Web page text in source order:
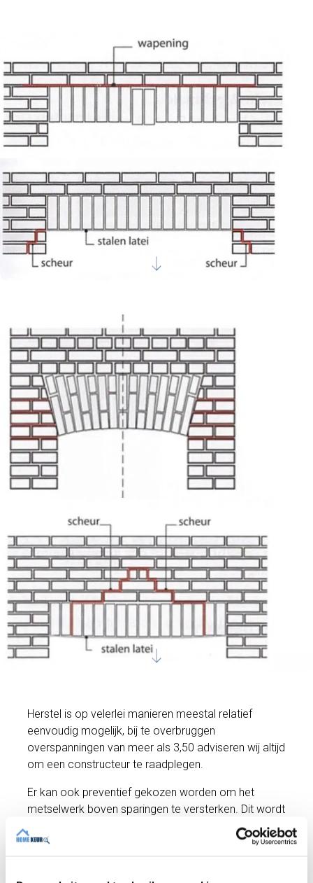
Herstel is op velerlei manieren meestal relatief
eenvoudig mogelijk, bij te overbruggen
overspanningen van meer als 3,50 adviseren wij altijd
om een constructeur te raadplegen.
Er kan ook preventief gekozen worden om het
metselwerk boven sparingen te versterken. Dit wordt
bijvoorbeeld aangeraden voordat (houten)kozijnen
worden vervangen door nieuw (kunststof) kozijnen.
Heeft u twijfel over bepaalde afwijkingen in uw